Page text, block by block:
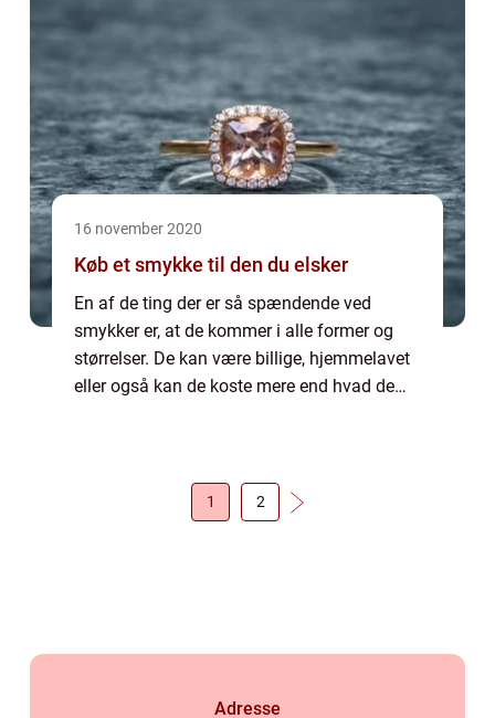
16 november 2020
Køb et smykke til den du elsker
En af de ting der er så spændende ved
smykker er, at de kommer i alle former og
størrelser. De kan være billige, hjemmelavet
eller også kan de koste mere end hvad de
1 2
Adresse